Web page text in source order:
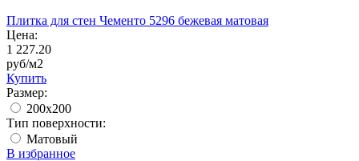
Плитка для стен Чементо 5296 бежевая матовая
Цена:
1 227.20
руб/м2
Купить
Размер:
200x200
Тип поверхности:
Матовый
В избранное